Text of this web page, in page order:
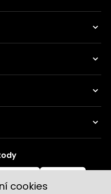
cookies